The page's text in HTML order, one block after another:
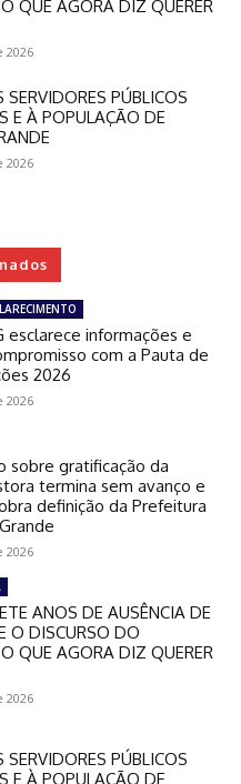
QUE AGORA DIZ QUERER
2026
PÚBLICOS
E À POPULAÇÃO DE
2026
esclarece informações e
com a Pauta de
2026
2026
sobre gratificação da
termina sem avanço e
definição da Prefeitura
2026
ANOS DE AUSÊNCIA DE
O DISCURSO DO
QUE AGORA DIZ QUERER
2026
PÚBLICOS
E À POPULAÇÃO DE